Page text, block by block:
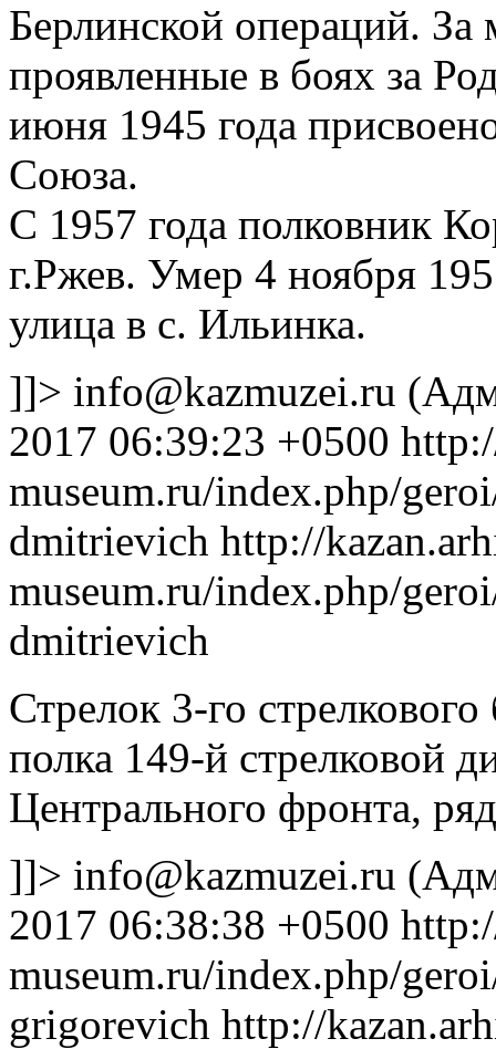
Берлинской операций. За
проявленные в боях за
июня 1945 года
Союза.
С 1957 года полковник
г.Ржев. Умер 4 ноября
улица в с. Ильинка.
]]> info@kazmuzei.ru
2017 06:39:23 +0500
museum.ru/index.php/
dmitrievich http://
museum.ru/index.php/
dmitrievich
Стрелок 3-го
полка 149-й стрелковой
Центрального фронта,
]]> info@kazmuzei.ru
2017 06:38:38 +0500
museum.ru/index.php/
grigorevich http://